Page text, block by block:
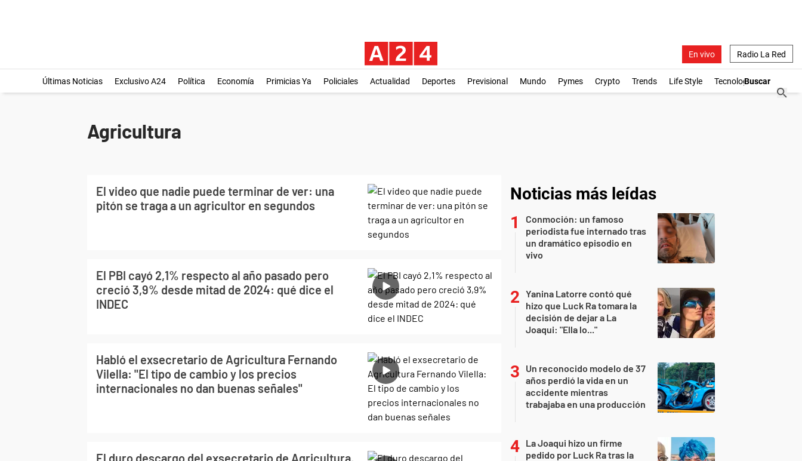
En vivo Radio La Red
Últimas Noticias Exclusivo A24 Política Economía Primicias Ya Policiales Actualidad Deportes Previsional Mundo Pymes Crypto Trends Life Style Tecnología
Agricultura
El video que nadie puede terminar de ver: una
pitón se traga a un agricultor en segundos
El PBI cayó 2,1% respecto al año pasado pero
creció 3,9% desde mitad de 2024: qué dice el
INDEC
Habló el exsecretario de Agricultura Fernando
Vilella: "El tipo de cambio y los precios
internacionales no dan buenas señales"
El duro descargo del exsecretario de Agricultura,
Noticias más leídas
Conmoción: un famoso
periodista fue internado tras
un dramático episodio en
vivo
Yanina Latorre contó qué
hizo que Luck Ra tomara la
decisión de dejar a La
Joaqui: "Ella lo..."
Un reconocido modelo de 37
años perdió la vida en un
accidente mientras
trabajaba en una producción
La Joaqui hizo un firme
pedido por Luck Ra tras la